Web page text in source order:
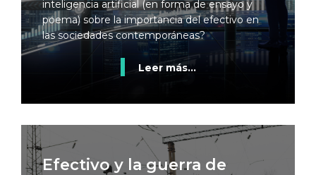
inteligencia artificial (en forma de ensayo y
poema) sobre la importancia del efectivo en
las sociedades contemporáneas?
Leer más...
Efectivo y la guerra de